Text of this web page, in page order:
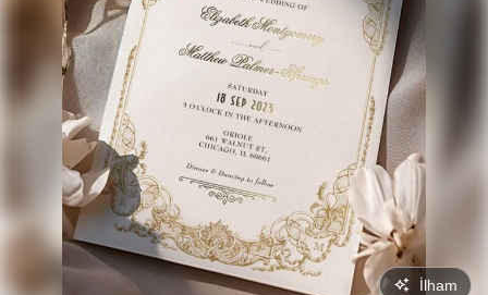
İlham